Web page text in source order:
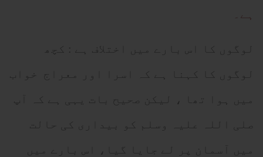
ہے۔
لوگوں کا اس بارے میں اختلاف ہے : کچھ
لوگوں کا کہنا ہے کہ اسرا اور معراج خواب
میں ہوا تھا ، لیکن صحیح بات یہی ہے کہ آپ
صلی اللہ علیہ وسلم کو بیداری کی حالت
میں آسمان پر لے جایا گیا، اس بارے میں